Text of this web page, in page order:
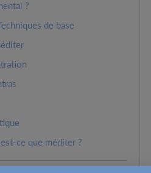
?
de base
ce que méditer ?